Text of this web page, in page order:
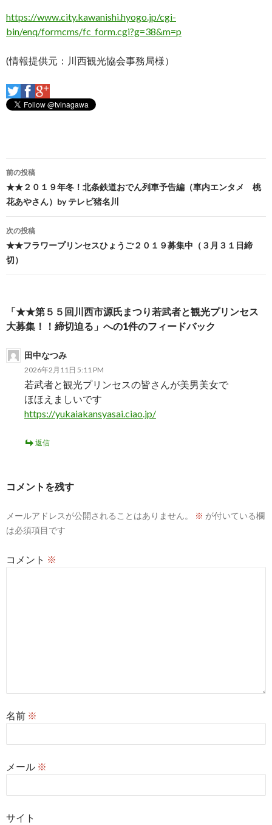
https://www.city.kawanishi.hyogo.jp/cgi-
bin/enq/formcms/fc_form.cgi?g=38&m=p
(情報提供元：川西観光協会事務局様）
投
稿
ナ
ビ
ゲ
ー
ョ
前の投稿
★★２０１９年冬！北条鉄道おでん列車予告編（車内エンタメ 桃
花あやさん）by テレビ猪名川
次の投稿
★★フラワープリンセスひょうご２０１９募集中（３月３１日締
切）
「★★第５５回川西市源氏まつり若武者と観光プリンセス
大募集！！締切迫る」への1件のフィードバック
田中なつみ
2026年2月11日 5:11 PM
若武者と観光プリンセスの皆さんが美男美女で
ほほえましいです
https://yukaiakansyasai.ciao.jp/
返信
コメントを残す
メールアドレスが公開されることはありません。 ※ が付いている欄
は必須項目です
コメント ※
名前 ※
メール ※
サイト